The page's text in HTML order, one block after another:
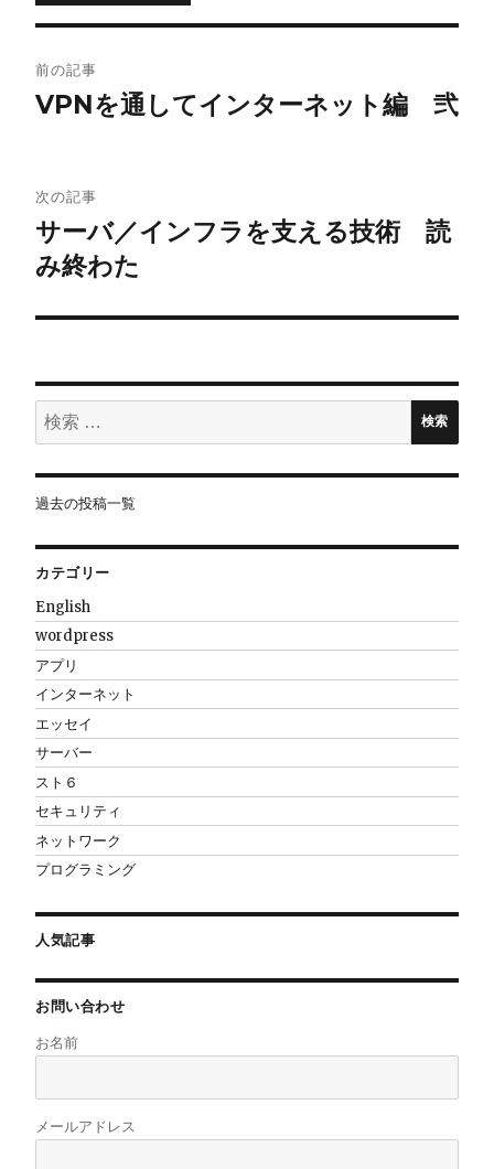
稿
ビ
ゲ
ー
シ
ョ
ン
前の記事
VPNを通してインターネット編 弐
次の記事
サーバ／インフラを支える技術 読
み終わた
検
索:
検索
過去の投稿一覧
カテゴリー
English
wordpress
アプリ
インターネット
エッセイ
サーバー
スト６
セキュリティ
ネットワーク
プログラミング
人気記事
お問い合わせ
お名前
メールアドレス